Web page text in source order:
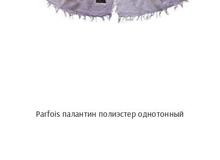
Parfois палантин полиэстер однотонный